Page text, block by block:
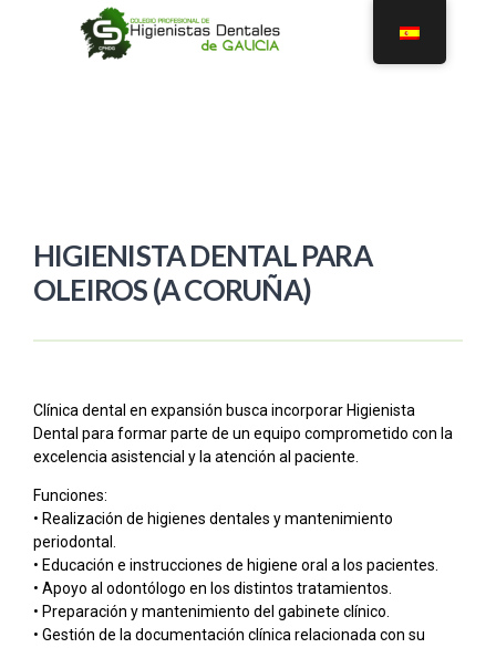
HIGIENISTA DENTAL PARA
OLEIROS (A CORUÑA)
Clínica dental en expansión busca incorporar Higienista
Dental para formar parte de un equipo comprometido con la
excelencia asistencial y la atención al paciente.
Funciones:
• Realización de higienes dentales y mantenimiento
periodontal.
• Educación e instrucciones de higiene oral a los pacientes.
• Apoyo al odontólogo en los distintos tratamientos.
• Preparación y mantenimiento del gabinete clínico.
• Gestión de la documentación clínica relacionada con su